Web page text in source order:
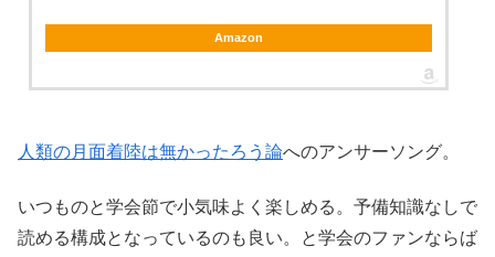
Amazon
人類の月面着陸は無かったろう論へのアンサーソング。
いつものと学会節で小気味よく楽しめる。予備知識なしで
読める構成となっているのも良い。と学会のファンならば